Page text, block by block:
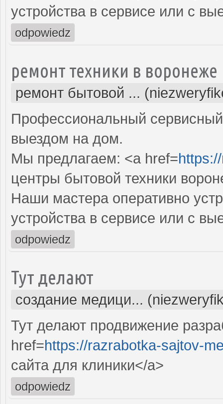
устройства в сервисе или с
odpowiedz
ремонт техники в воронеже
ремонт бытовой ...
Профессиональный
выездом на дом.
Мы предлагаем: <a href=
центры бытовой техники
Наши мастера оперативно
устройства в сервисе или с
odpowiedz
Тут делают
создание медици...
Тут делают продвижение
href=https://razrabotka-sajtov-
сайта для клиники</a>
odpowiedz